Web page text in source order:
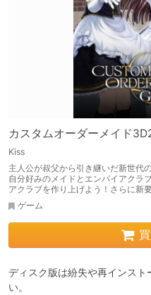
カスタムオーダーメイド
Kiss
主人公が叔父から引き継いだ新世
自分好みのメイドとエンパイアクラ
アクラブを作り上げよう！さらに新
ゲーム
ディスク版は紛失や再インス
い。